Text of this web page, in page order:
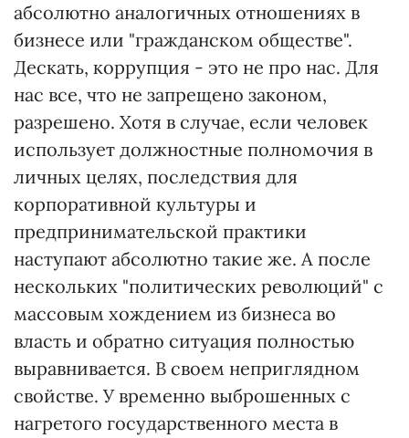
абсолютно аналогичных отношениях в
бизнесе или "гражданском обществе".
Дескать, коррупция - это не про нас. Для
нас все, что не запрещено законом,
разрешено. Хотя в случае, если человек
использует должностные полномочия в
личных целях, последствия для
корпоративной культуры и
предпринимательской практики
наступают абсолютно такие же. А после
нескольких "политических революций" с
массовым хождением из бизнеса во
власть и обратно ситуация полностью
выравнивается. В своем неприглядном
свойстве. У временно выброшенных с
нагретого государственного места в